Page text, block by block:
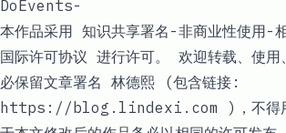
DoEvents-
本作品采用 知识共享署名-非商业性使用-
国际许可协议 进行许可。 欢迎转载、使用
必保留文章署名 林德熙 (包含链接:
https://blog.lindexi.com )，不得用